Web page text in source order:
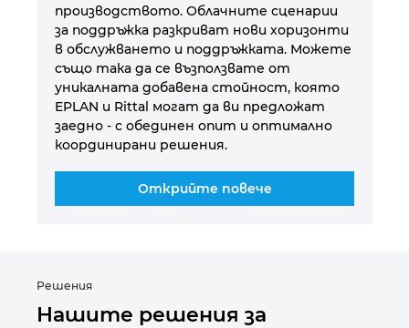
производството. Облачните сценарии
за поддръжка разкриват нови хоризонти
в обслужването и поддръжката. Можете
също така да се възползвате от
уникалната добавена стойност, която
EPLAN и Rittal могат да ви предложат
заедно - с обединен опит и оптимално
координирани решения.
Открийте повече
Решения
Нашите решения за